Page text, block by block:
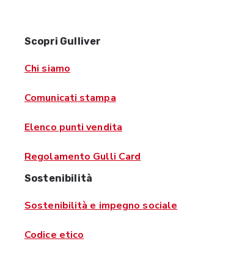
Scopri Gulliver
Chi siamo
Comunicati stampa
Elenco punti vendita
Regolamento Gulli Card
Sostenibilità
Sostenibilità e impegno sociale
Codice etico